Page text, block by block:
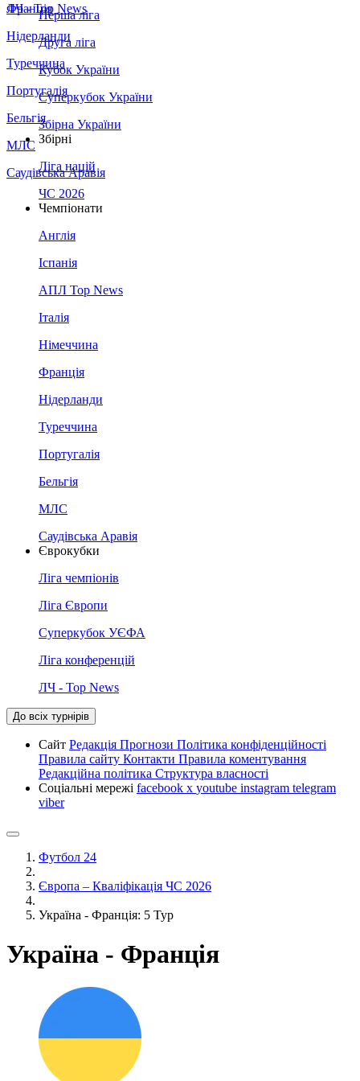
Франція
Нідерланди
Туреччина
Португалія
Бельгія
МЛС
Саудівська Аравія
ЛЧ - Top News
Перша ліга
Друга ліга
Кубок України
Суперкубок України
Збірна України
Збірні
Ліга націй
ЧС 2026
Чемпіонати
Англія
Іспанія
АПЛ Top News
Італія
Німеччина
Франція
Нідерланди
Туреччина
Португалія
Бельгія
МЛС
Саудівська Аравія
Єврокубки
Ліга чемпіонів
Ліга Європи
Суперкубок УЄФА
Ліга конференцій
ЛЧ - Top News
До всіх турнірів
Сайт Редакція Прогнози Політика конфіденційності
Правила сайту Контакти Правила коментування
Редакційна політика Структура власності
Соціальні мережі facebook x youtube instagram telegram
viber
Футбол 24
Європа – Кваліфікація ЧС 2026
Україна - Франція: 5 Тур
Україна - Франція